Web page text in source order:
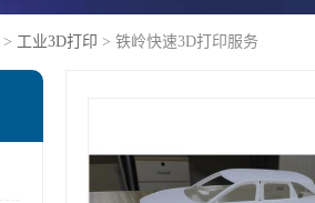
> 工业3D打印 > 铁岭快速3D打印服务